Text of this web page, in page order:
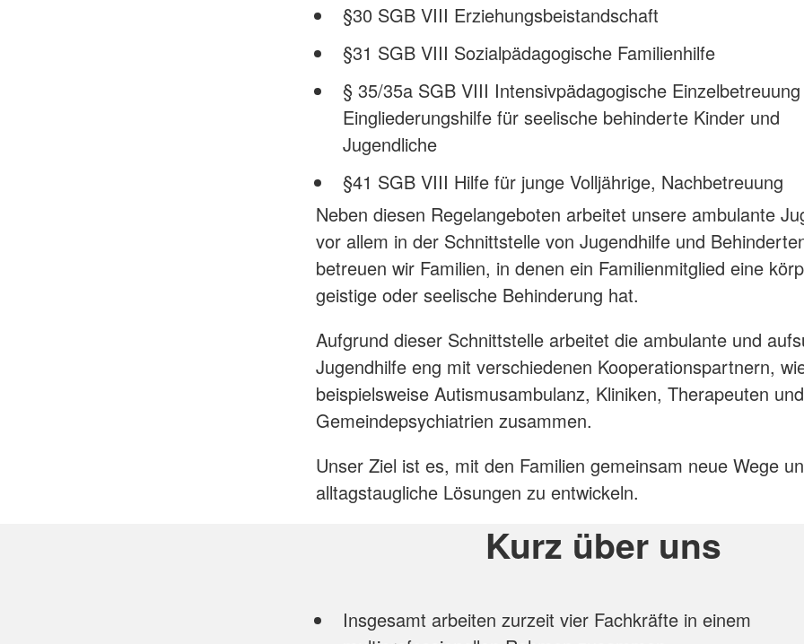
§30 SGB VIII Erziehungsbeistandschaft
§31 SGB VIII Sozialpädagogische Familienhilfe
§ 35/35a SGB VIII Intensivpädagogische
Eingliederungshilfe für seelische behinderte Kinder und
Jugendliche
§41 SGB VIII Hilfe für junge Volljährige, Nachbetreuung
Neben diesen Regelangeboten arbeitet unsere ambulante
vor allem in der Schnittstelle von Jugendhilfe und
betreuen wir Familien, in denen ein Familienmitglied eine
geistige oder seelische Behinderung hat.
Aufgrund dieser Schnittstelle arbeitet die ambulante und
Jugendhilfe eng mit verschiedenen Kooperationspartnern,
beispielsweise Autismusambulanz, Kliniken, Therapeuten und
Gemeindepsychiatrien zusammen.
Unser Ziel ist es, mit den Familien gemeinsam neue Wege
alltagstaugliche Lösungen zu entwickeln.
Kurz über uns
Insgesamt arbeiten zurzeit vier Fachkräfte in einem